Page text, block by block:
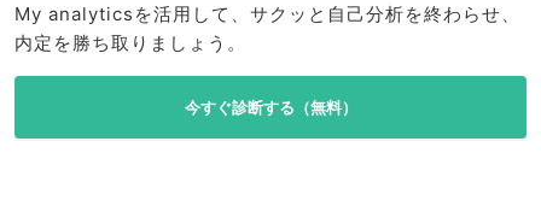
My analyticsを活用して、サクッと自己分析を終わらせ、
内定を勝ち取りましょう。
今すぐ診断する（無料）